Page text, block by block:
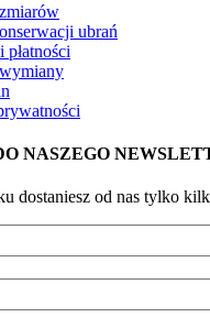
ubrań
płatności
NASZEGO
dostaniesz od nas tylko